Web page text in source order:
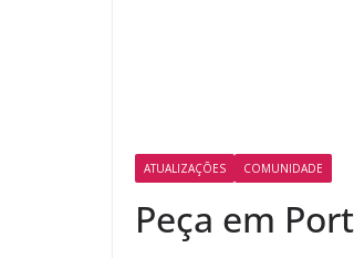
ATUALIZAÇÕES COMUNIDADE
Peça em